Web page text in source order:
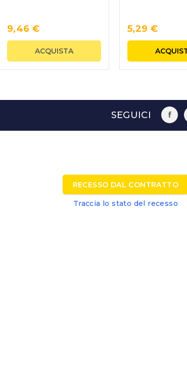
9,46 €
ACQUISTA
5,29 €
SEGUICI
RECESSO DAL CONTRATTO
Traccia lo stato del recesso